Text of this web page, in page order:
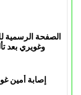
الصفحة الرسمية
وغويري بعد
إصابة أمين